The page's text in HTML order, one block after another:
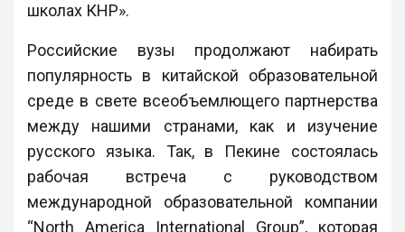
школах КНР».
Российские вузы продолжают набирать
популярность в китайской образовательной
среде в свете всеобъемлющего партнерства
между нашими странами, как и изучение
русского языка. Так, в Пекине состоялась
рабочая встреча с руководством
международной образовательной компании
“North America International Group”, которая